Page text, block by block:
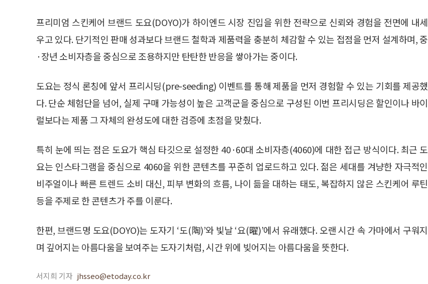
프리미엄 스킨케어 브랜드 도요(DOYO)가 하이엔드 시장 진입을 위한 전략으로 신뢰와 경험을 전면에 내세
우고 있다. 단기적인 판매 성과보다 브랜드 철학과 제품력을 충분히 체감할 수 있는 접점을 먼저 설계하며, 중
·장년 소비자층을 중심으로 조용하지만 탄탄한 반응을 쌓아가는 중이다.
도요는 정식 론칭에 앞서 프리시딩(pre-seeding) 이벤트를 통해 제품을 먼저 경험할 수 있는 기회를 제공했
다. 단순 체험단을 넘어, 실제 구매 가능성이 높은 고객군을 중심으로 구성된 이번 프리시딩은 할인이나 바이
럴보다는 제품 그 자체의 완성도에 대한 검증에 초점을 맞췄다.
특히 눈에 띄는 점은 도요가 핵심 타깃으로 설정한 40·60대 소비자층(4060)에 대한 접근 방식이다. 최근 도
요는 인스타그램을 중심으로 4060을 위한 콘텐츠를 꾸준히 업로드하고 있다. 젊은 세대를 겨냥한 자극적인
비주얼이나 빠른 트렌드 소비 대신, 피부 변화의 흐름, 나이 듦을 대하는 태도, 복잡하지 않은 스킨케어 루틴
등을 주제로 한 콘텐츠가 주를 이룬다.
한편, 브랜드명 도요(DOYO)는 도자기 ‘도(陶)’와 빛날 ‘요(曜)’에서 유래했다. 오랜 시간 속 가마에서 구워지
며 깊어지는 아름다움을 보여주는 도자기처럼, 시간 위에 빚어지는 아름다움을 뜻한다.
서지희 기자 jhsseo@etoday.co.kr